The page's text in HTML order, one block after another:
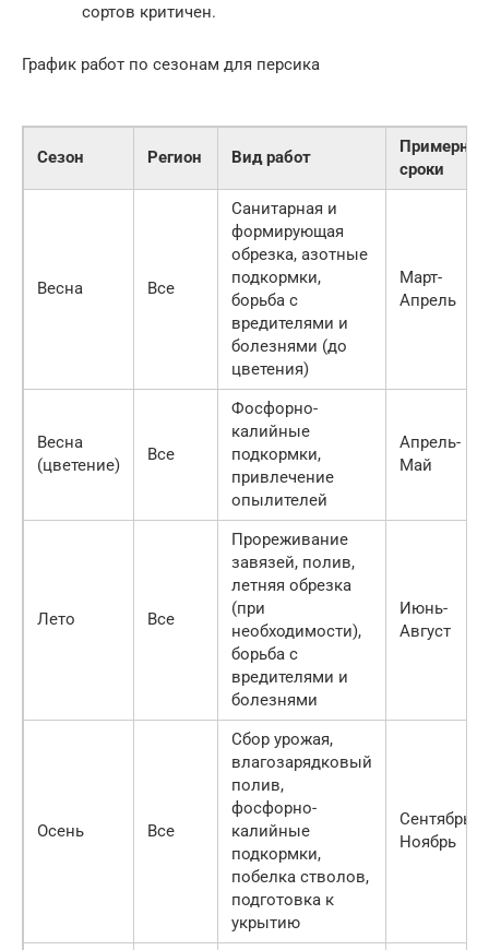
сортов критичен.
График работ по сезонам для персика
Сезон Регион Вид работ
Примерные
сроки
Весна Все
Санитарная и
формирующая
обрезка, азотные
подкормки,
борьба с
вредителями и
болезнями (до
цветения)
Март-
Апрель
Весна
(цветение)
Все
Фосфорно-
калийные
подкормки,
привлечение
опылителей
Апрель-
Май
Лето Все
Прореживание
завязей, полив,
летняя обрезка
(при
необходимости),
борьба с
вредителями и
болезнями
Июнь-
Август
Осень Все
Сбор урожая,
влагозарядковый
полив,
фосфорно-
калийные
подкормки,
побелка стволов,
подготовка к
укрытию
Сентябрь-
Ноябрь